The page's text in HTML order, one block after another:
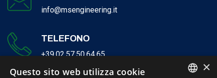
info@msengineering.it
TELEFONO
+39.02.57.50.64.65
×
Questo sito web utilizza cookie